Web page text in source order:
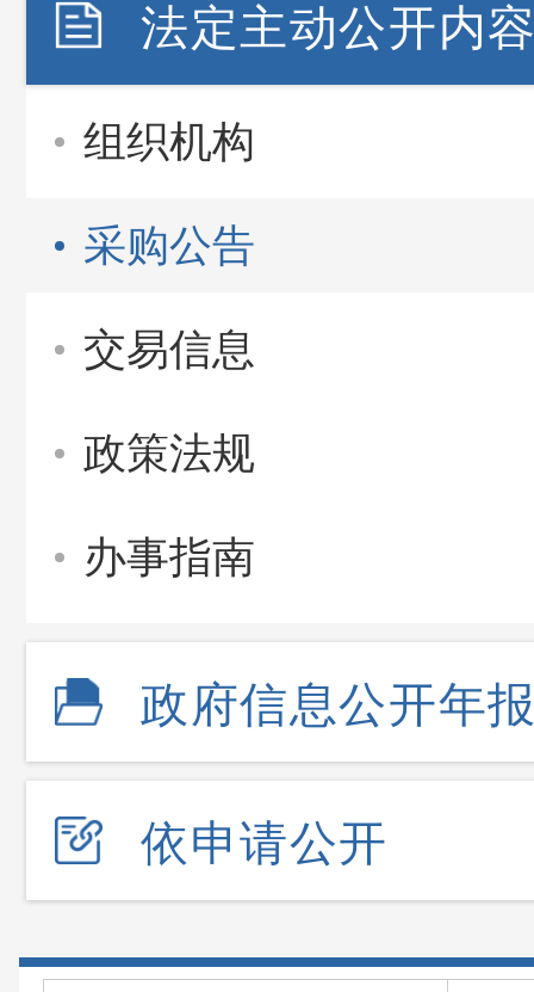
法定主动公开内
组织机构
采购公告
交易信息
政策法规
办事指南
政府信息公开年
依申请公开